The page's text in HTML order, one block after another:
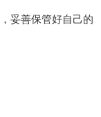
妥善保管好自己的